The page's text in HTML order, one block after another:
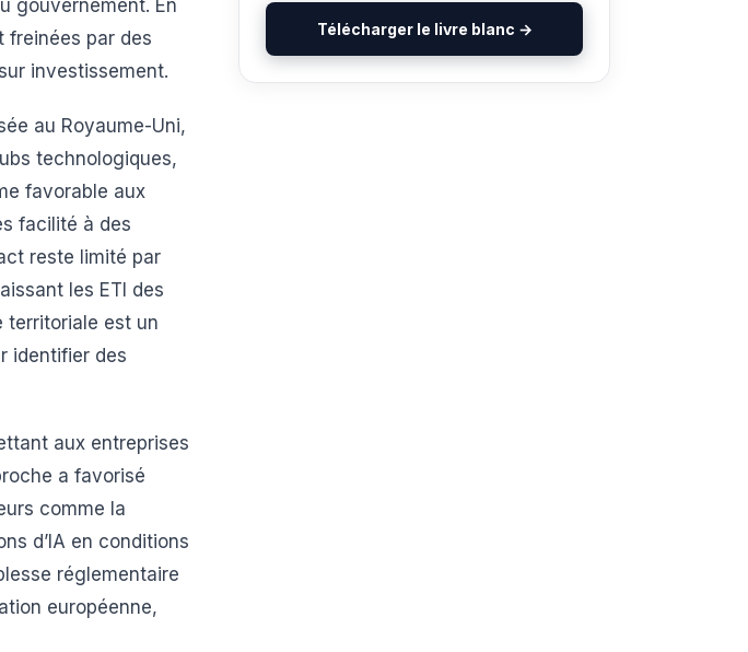
gouvernement. En
freinées par des
investissement.
au Royaume-Uni,
technologiques,
favorable aux
facilité à des
reste limité par
les ETI des
territoriale est un
identifier des
aux entreprises
a favorisé
comme la
d’IA en conditions
réglementaire
européenne,
Télécharger le livre blanc →